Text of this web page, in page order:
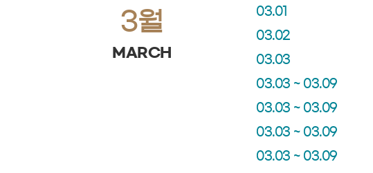
3월
MARCH
03.01
03.02
03.03
03.03 ~ 03.09
03.03 ~ 03.09
03.03 ~ 03.09
03.03 ~ 03.09